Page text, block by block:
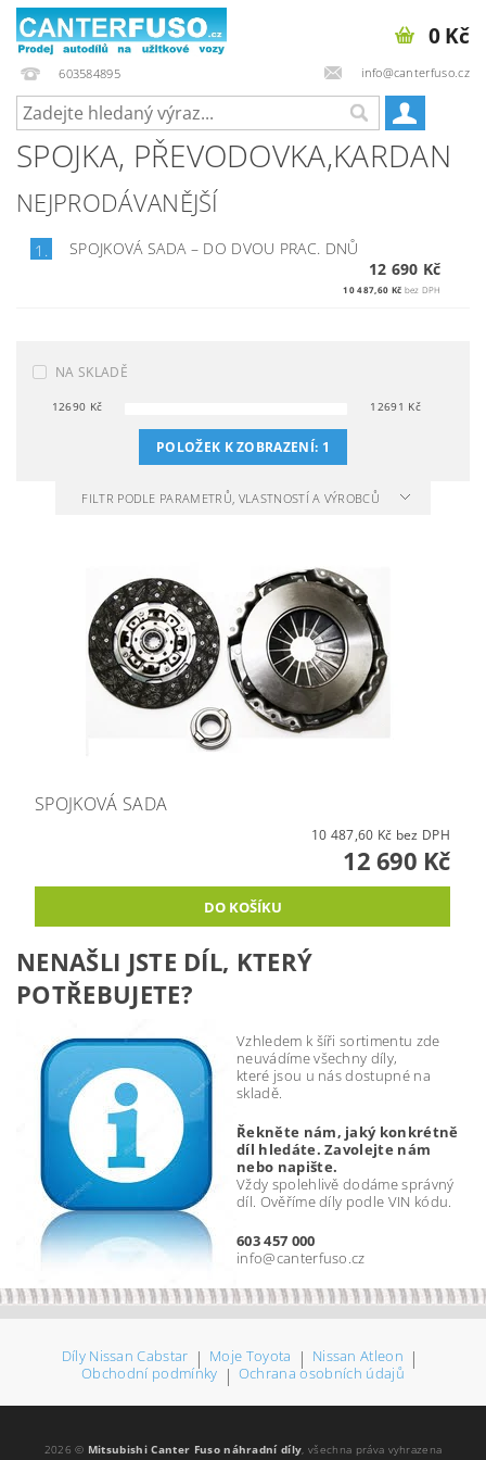
603584895 info@canterfuso.cz
0 Kč
SPOJKA, PŘEVODOVKA,KARDAN
NEJPRODÁVANĚJŠÍ
1. SPOJKOVÁ SADA – DO DVOU PRAC. DNŮ
12 690 Kč
10 487,60 Kč bez DPH
NA SKLADĚ
12690 Kč 12691 Kč
POLOŽEK K ZOBRAZENÍ: 1
FILTR PODLE PARAMETRŮ, VLASTNOSTÍ A VÝROBCŮ
SPOJKOVÁ SADA
10 487,60 Kč bez DPH
12 690 Kč
NENAŠLI JSTE DÍL, KTERÝ
POTŘEBUJETE?
Vzhledem k šíři sortimentu zde
neuvádíme všechny díly,
které jsou u nás dostupné na
skladě.
Řekněte nám, jaký konkrétně
díl hledáte. Zavolejte nám
nebo napište.
Vždy spolehlivě dodáme správný
díl. Ověříme díly podle VIN kódu.
603 457 000
info@canterfuso.cz
Díly Nissan Cabstar | Moje Toyota | Nissan Atleon |
Obchodní podmínky | Ochrana osobních údajů
2026 © Mitsubishi Canter Fuso náhradní díly, všechna práva vyhrazena